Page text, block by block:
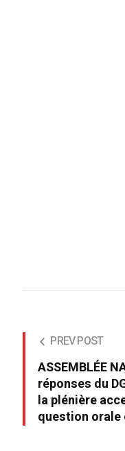
PREV POST
ASSEMBLÉE
réponses du
la plénière
question